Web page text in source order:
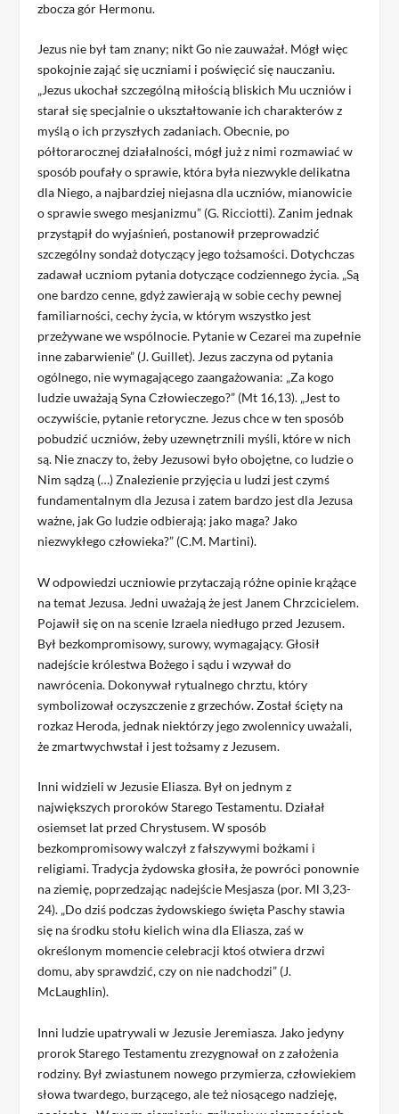
zbocza gór Hermonu.
Jezus nie był tam znany; nikt Go nie zauważał. Mógł więc
spokojnie zająć się uczniami i poświęcić się nauczaniu.
„Jezus ukochał szczególną miłością bliskich Mu uczniów i
starał się specjalnie o ukształtowanie ich charakterów z
myślą o ich przyszłych zadaniach. Obecnie, po
półtorarocznej działalności, mógł już z nimi rozmawiać w
sposób poufały o sprawie, która była niezwykle delikatna
dla Niego, a najbardziej niejasna dla uczniów, mianowicie
o sprawie swego mesjanizmu” (G. Ricciotti). Zanim jednak
przystąpił do wyjaśnień, postanowił przeprowadzić
szczególny sondaż dotyczący jego tożsamości. Dotychczas
zadawał uczniom pytania dotyczące codziennego życia. „Są
one bardzo cenne, gdyż zawierają w sobie cechy pewnej
familiarności, cechy życia, w którym wszystko jest
przeżywane we wspólnocie. Pytanie w Cezarei ma zupełnie
inne zabarwienie” (J. Guillet). Jezus zaczyna od pytania
ogólnego, nie wymagającego zaangażowania: „Za kogo
ludzie uważają Syna Człowieczego?” (Mt 16,13). „Jest to
oczywiście, pytanie retoryczne. Jezus chce w ten sposób
pobudzić uczniów, żeby uzewnętrznili myśli, które w nich
są. Nie znaczy to, żeby Jezusowi było obojętne, co ludzie o
Nim sądzą (…) Znalezienie przyjęcia u ludzi jest czymś
fundamentalnym dla Jezusa i zatem bardzo jest dla Jezusa
ważne, jak Go ludzie odbierają: jako maga? Jako
niezwykłego człowieka?” (C.M. Martini).
W odpowiedzi uczniowie przytaczają różne opinie krążące
na temat Jezusa. Jedni uważają że jest Janem Chrzcicielem.
Pojawił się on na scenie Izraela niedługo przed Jezusem.
Był bezkompromisowy, surowy, wymagający. Głosił
nadejście królestwa Bożego i sądu i wzywał do
nawrócenia. Dokonywał rytualnego chrztu, który
symbolizował oczyszczenie z grzechów. Został ścięty na
rozkaz Heroda, jednak niektórzy jego zwolennicy uważali,
że zmartwychwstał i jest tożsamy z Jezusem.
Inni widzieli w Jezusie Eliasza. Był on jednym z
największych proroków Starego Testamentu. Działał
osiemset lat przed Chrystusem. W sposób
bezkompromisowy walczył z fałszywymi bożkami i
religiami. Tradycja żydowska głosiła, że powróci ponownie
na ziemię, poprzedzając nadejście Mesjasza (por. Ml 3,23-
24). „Do dziś podczas żydowskiego święta Paschy stawia
się na środku stołu kielich wina dla Eliasza, zaś w
określonym momencie celebracji ktoś otwiera drzwi
domu, aby sprawdzić, czy on nie nadchodzi” (J.
McLaughlin).
Inni ludzie upatrywali w Jezusie Jeremiasza. Jako jedyny
prorok Starego Testamentu zrezygnował on z założenia
rodziny. Był zwiastunem nowego przymierza, człowiekiem
słowa twardego, burzącego, ale też niosącego nadzieję,